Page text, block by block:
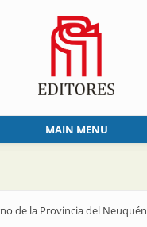
MAIN MENU
de la Provincia del Neuquén